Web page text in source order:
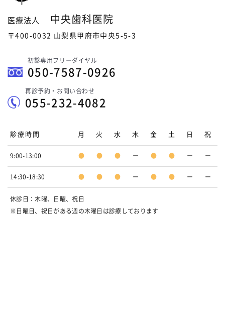
医療法人 中央歯科医院
〒400-0032 山梨県甲府市中央5-5-3
初診専用フリーダイヤル
050-7587-0926
再診予約・お問い合わせ
055-232-4082
診療時間 月 火 水 木 金 土 日 祝
9:00-13:00 ● ● ● ー ● ● ー ー
14:30-18:30 ● ● ● ー ● ● ー ー
休診日：木曜、日曜、祝日
※日曜日、祝日がある週の木曜日は診療しております